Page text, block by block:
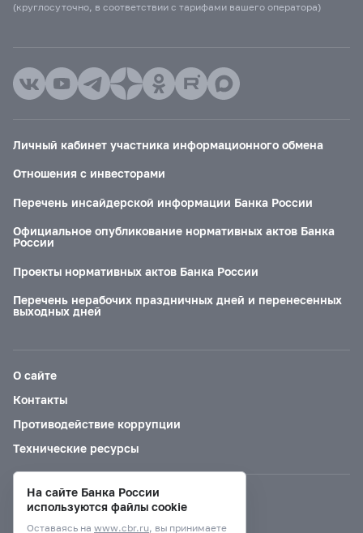
(круглосуточно, в соответствии с тарифами вашего оператора)
Личный кабинет участника информационного обмена
Отношения с инвесторами
Перечень инсайдерской информации Банка России
Официальное опубликование нормативных актов Банка
России
Проекты нормативных актов Банка России
Перечень нерабочих праздничных дней и перенесенных
выходных дней
О сайте
Контакты
Противодействие коррупции
Технические ресурсы
Версия для слабовидящих
На сайте Банка России
используются файлы cookie
Оставаясь на www.cbr.ru, вы принимаете